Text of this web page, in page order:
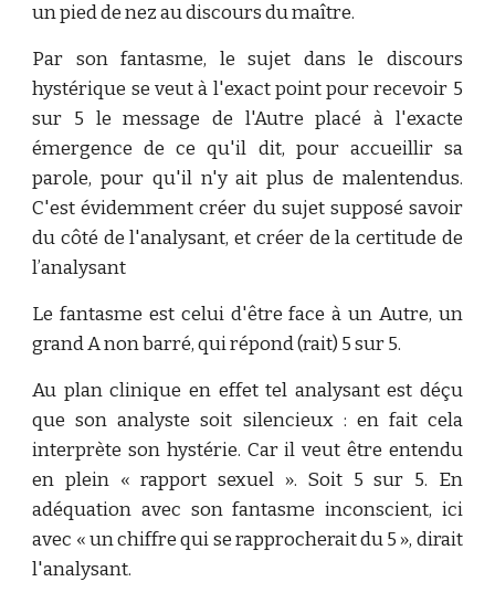
un pied de nez au discours du maître.
Par son fantasme, le sujet dans le discours
hystérique se veut à l'exact point pour recevoir 5
sur 5 le message de l'Autre placé à l'exacte
émergence de ce qu'il dit, pour accueillir sa
parole, pour qu'il n'y ait plus de malentendus.
C'est évidemment créer du sujet supposé savoir
du côté de l'analysant, et créer de la certitude de
l’analysant
Le fantasme est celui d'être face à un Autre, un
grand A non barré, qui répond (rait) 5 sur 5.
Au plan clinique en effet tel analysant est déçu
que son analyste soit silencieux : en fait cela
interprète son hystérie. Car il veut être entendu
en plein « rapport sexuel ». Soit 5 sur 5. En
adéquation avec son fantasme inconscient, ici
avec « un chiffre qui se rapprocherait du 5 », dirait
l'analysant.